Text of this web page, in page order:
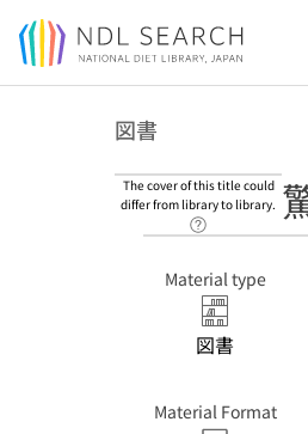
Jump to main content
図書
The cover of this title could
differ from library to library.
Link to
Material type
図書
Material Format